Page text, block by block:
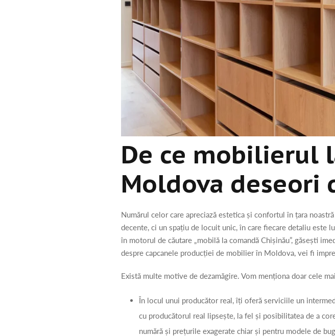
De ce mobilierul
Moldova deseori
Numărul celor care apreciază estetica și confortul în țara
decente, ci un spațiu de locuit unic, în care fiecare detaliu este
în motorul de căutare „mobilă la comandă Chișinău”, găsești
despre capcanele producției de mobilier în Moldova, vei fi
Există multe motive de dezamăgire. Vom menționa doar cele
În locul unui producător real, îți oferă serviciile un
cu producătorul real lipsește, la fel și posibilitatea de a
numără și prețurile exagerate chiar și pentru modele de